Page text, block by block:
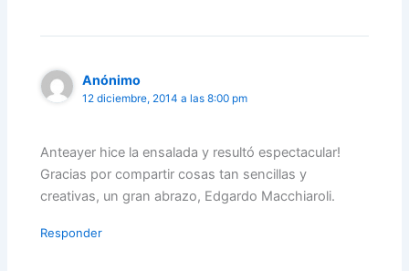
Anónimo
12 diciembre, 2014 a las 8:00 pm
Anteayer hice la ensalada y resultó espectacular!
Gracias por compartir cosas tan sencillas y
creativas, un gran abrazo, Edgardo Macchiaroli.
Responder